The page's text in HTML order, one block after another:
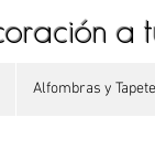
a
Alfombras y